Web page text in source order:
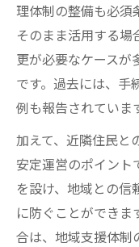
理体制の整備も必須
そのまま活用する
更が必要なケースが
です。過去には、手
例も報告されていま
加えて、近隣住民と
安定運営のポイント
を設け、地域との
に防ぐことができま
合は、地域支援体制